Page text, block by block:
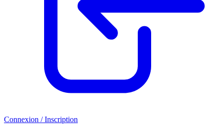
Connexion / Inscription